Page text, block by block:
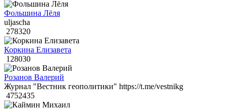
Фольшина Лёля
uljascha
278320
Коркина Елизавета
128030
Розанов Валерий
Журнал "Вестник геополитики" https://t.me/vestnikg
4752435